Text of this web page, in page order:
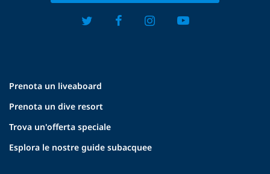
Prenota un liveaboard
Prenota un dive resort
Trova un'offerta speciale
Esplora le nostre guide subacquee